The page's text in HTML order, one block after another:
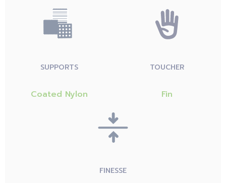
SUPPORTS
Coated Nylon
TOUCHER
Fin
FINESSE